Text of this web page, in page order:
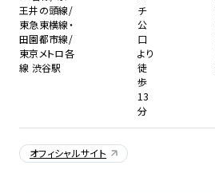
王井の頭線/
東急東横線・
田園都市線/
東京メトロ各
線 渋谷駅
チ
公
口
より
徒
歩
13
分
オフィシャルサイト